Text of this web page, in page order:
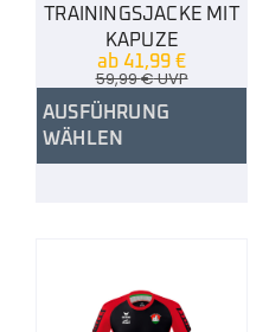
TRAININGSJACKE MIT
KAPUZE
ab 41,99 €
59,99€UVP
AUSFÜHRUNG
WÄHLEN